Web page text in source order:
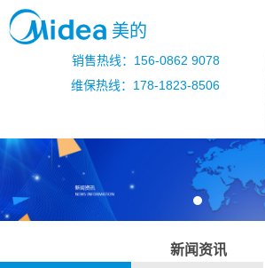
美的
销售热线：156-0862 9078
维保热线：178-1823-8506
新闻资讯